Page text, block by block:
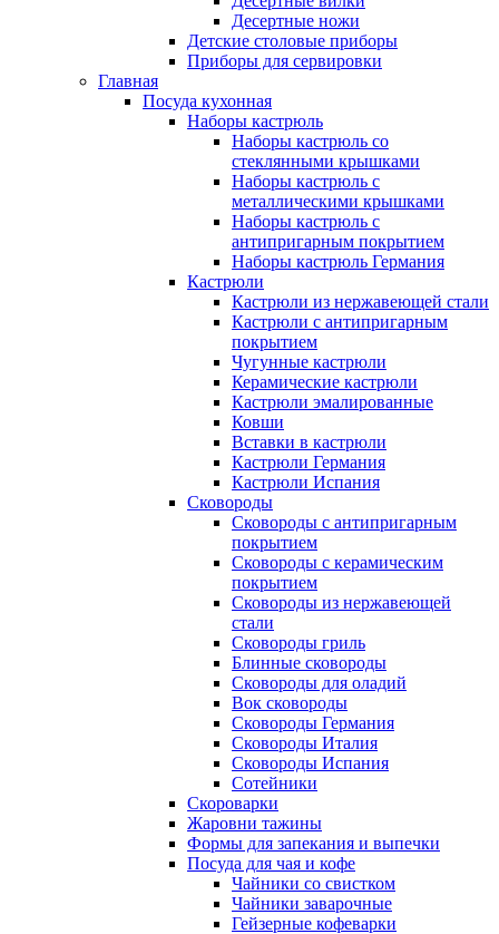
Десертные ножи
Детские столовые приборы
Приборы для сервировки
Главная
Посуда кухонная
Наборы кастрюль
Наборы кастрюль со
стеклянными крышками
Наборы кастрюль с
металлическими крышками
Наборы кастрюль с
антипригарным покрытием
Наборы кастрюль Германия
Кастрюли
Кастрюли из нержавеющей стали
Кастрюли с антипригарным
покрытием
Чугунные кастрюли
Керамические кастрюли
Кастрюли эмалированные
Ковши
Вставки в кастрюли
Кастрюли Германия
Кастрюли Испания
Сковороды
Сковороды с антипригарным
покрытием
Сковороды с керамическим
покрытием
Сковороды из нержавеющей
стали
Сковороды гриль
Блинные сковороды
Сковороды для оладий
Вок сковороды
Сковороды Германия
Сковороды Италия
Сковороды Испания
Сотейники
Скороварки
Жаровни тажины
Формы для запекания и выпечки
Посуда для чая и кофе
Чайники со свистком
Чайники заварочные
Гейзерные кофеварки